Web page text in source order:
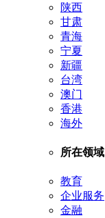
陕西
甘肃
青海
宁夏
新疆
台湾
澳门
香港
海外
所在领域
教育
企业服务
金融